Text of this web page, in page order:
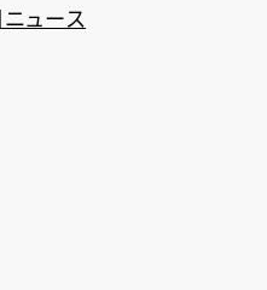
ュース